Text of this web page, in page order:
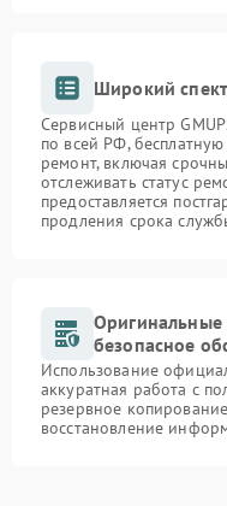
Широкий
Сервисный центр
по всей РФ,
ремонт, включая
отслеживать статус
предоставляется
продления срока
безопасное
Использование
аккуратная работа с
резервное
восстановление